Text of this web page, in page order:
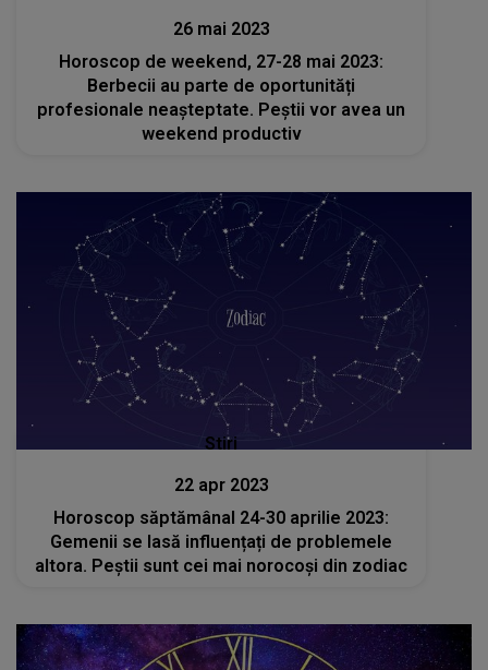
26 mai 2023
Horoscop de weekend, 27-28 mai 2023:
Berbecii au parte de oportunități
profesionale neașteptate. Peștii vor avea un
weekend productiv
Stiri
22 apr 2023
Horoscop săptămânal 24-30 aprilie 2023:
Gemenii se lasă influențați de problemele
altora. Peștii sunt cei mai norocoși din zodiac